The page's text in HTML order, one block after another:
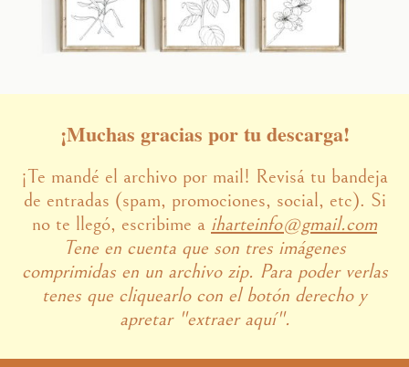
¡Muchas gracias por tu descarga!
¡Te mandé el archivo por mail! Revisá tu bandeja
de entradas (spam, promociones, social, etc). Si
no te llegó, escribime a iharteinfo@gmail.com
Tene en cuenta que son tres imágenes
comprimidas en un archivo zip. Para poder verlas
tenes que cliquearlo con el botón derecho y
apretar "extraer aquí".